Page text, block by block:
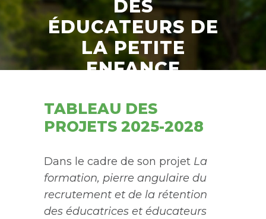
DES
ÉDUCATEURS DE
LA PETITE
ENFANCE
TABLEAU DES
PROJETS 2025-2028
Dans le cadre de son projet La
formation, pierre angulaire du
recrutement et de la rétention
des éducatrices et éducateurs